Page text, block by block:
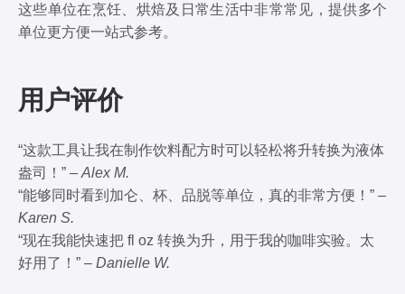
这些单位在烹饪、烘焙及日常生活中非常常见，提供多个
单位更方便一站式参考。
用户评价
“这款工具让我在制作饮料配方时可以轻松将升转换为液体
盎司！” – Alex M.
“能够同时看到加仑、杯、品脱等单位，真的非常方便！” –
Karen S.
“现在我能快速把 fl oz 转换为升，用于我的咖啡实验。太
好用了！” – Danielle W.